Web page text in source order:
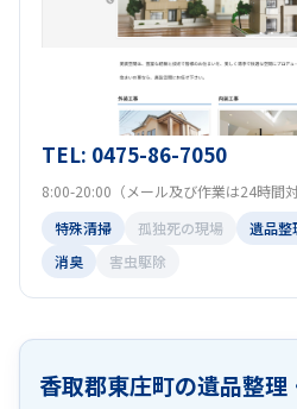
TEL: 0475-86-7050
8:00-20:00（メール及び作業は24時間対
特殊清掃
孤独死の現場 遺品整
消臭
害虫駆除
香取郡東庄町の遺品整